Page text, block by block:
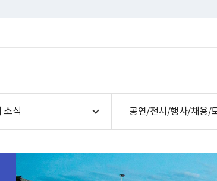
소식 공연/전시/행사/채용/